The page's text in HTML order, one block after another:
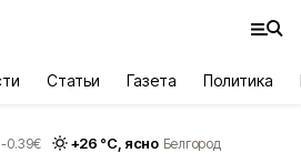
Статьи Газета Политика
-0.39€ +26 °С, ясно Белгород